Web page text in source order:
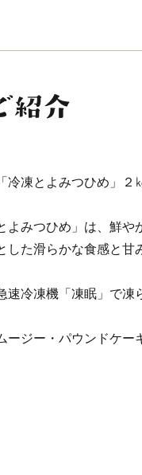
凍とよみつひめ」２
みつひめ」は、鮮や
た滑らかな食感と甘
速冷凍機「凍眠」で凍
ージー・パウンドケー